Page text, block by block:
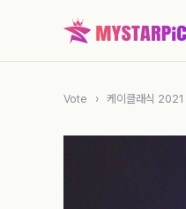
Vote › 케이클래식